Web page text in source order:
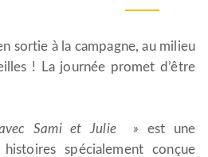
sortie à la campagne, au milieu
! La journée promet d’être
Sami et Julie » est une
spécialement conçue